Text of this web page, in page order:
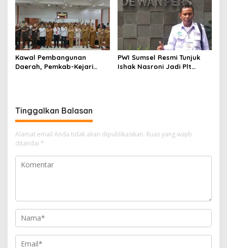
Kawal Pembangunan
Daerah, Pemkab-Kejari
PWI Sumsel Resmi Tunjuk
Ishak Nasroni Jadi Plt
Tinggalkan Balasan
Alamat email Anda tidak akan dipublikasikan. Ruas yang wajib
ditandai *